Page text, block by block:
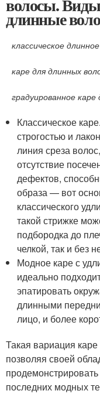
длинные
классическое
каре для длинных
градуированное
Классическое
строгостью и
линия среза
отсутствие
дефектов,
образа — вот
классического
такой стрижке
подбородка до
челкой, так и без
Модное каре с
идеально
эпатировать
длинными
лицо, и более
Такая вариация
позволяя своей
последних модных